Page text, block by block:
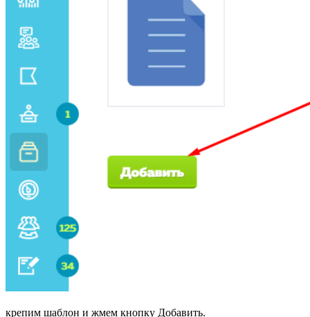
крепим шаблон и жмем кнопку Добавить.